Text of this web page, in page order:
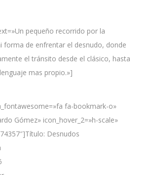
pequeño recorrido por la
forma de enfrentar el desnudo, donde
el tránsito desde el clásico, hasta
mas propio.»]
fa-bookmark-o»
Gómez» icon_hover_2=»h-scale»
Desnudos